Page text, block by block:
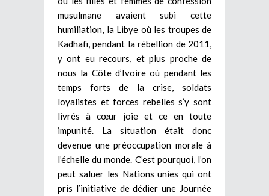
musulmane avaient subi cette
humiliation, la Libye où les troupes de
Kadhafi, pendant la rébellion de 2011,
y ont eu recours, et plus proche de
nous la Côte d’Ivoire où pendant les
temps forts de la crise, soldats
loyalistes et forces rebelles s’y sont
livrés à cœur joie et ce en toute
impunité. La situation était donc
devenue une préoccupation morale à
l’échelle du monde. C’est pourquoi, l’on
peut saluer les Nations unies qui ont
pris l’initiative de dédier une Journée